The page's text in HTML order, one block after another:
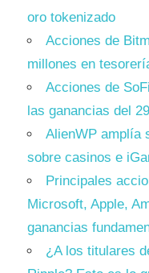
oro tokenizado
Acciones de
millones en
Acciones de
las ganancias del
AlienWP amplía
sobre casinos e
Principales
Microsoft, Apple,
ganancias
¿A los titulares